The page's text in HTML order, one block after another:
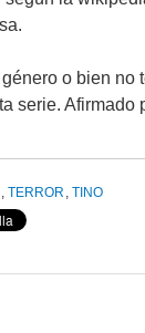
o bien
serie.
, TERROR , TINO